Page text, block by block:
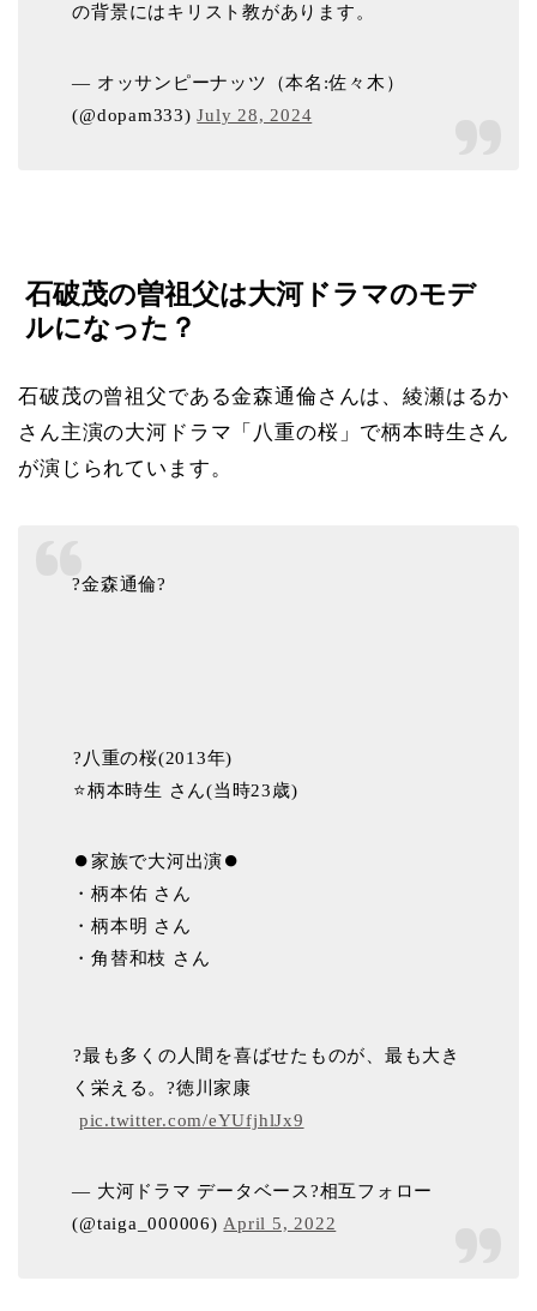
の背景にはキリスト教があります。
— オッサンピーナッツ（本名:佐々木）
(@dopam333)July 28, 2024
石破茂の曽祖父は大河ドラマのモデ
ルになった？
石破茂の曾祖父である金森通倫さんは、綾瀬はるか
さん主演の大河ドラマ「八重の桜」で柄本時生さん
が演じられています。
?金森通倫?️
️?八重の桜(2013年)️
️⭐柄本時生 さん(当時23歳)️
️️⏺家族で大河出演⏺
・柄本佑 さん
・柄本明 さん
・角替和枝 さん
️️?最も多くの人間を喜ばせたものが、最も大き
く栄える。?徳川家康️
pic.twitter.com/eYUfjhlJx9
— 大河ドラマ データベース?相互フォロー
(@taiga_000006) April 5, 2022